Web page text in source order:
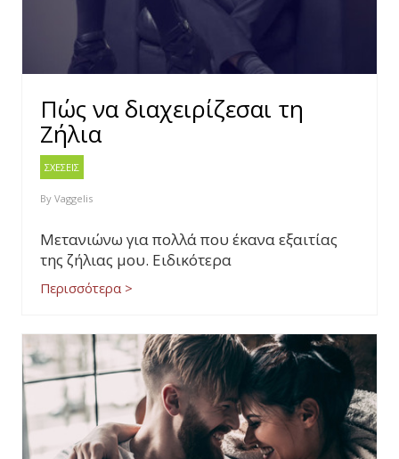
Πώς να διαχειρίζεσαι τη
Ζήλια
ΣΧΕΣΕΙΣ
By Vaggelis
Μετανιώνω για πολλά που έκανα εξαιτίας
της ζήλιας μου. Ειδικότερα
Περισσότερα >